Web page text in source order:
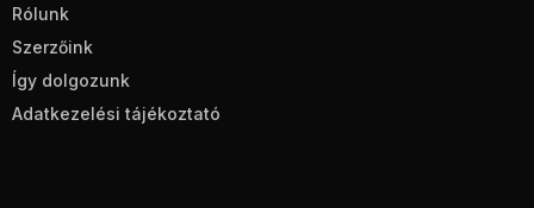
Rólunk
Szerzőink
Így dolgozunk
Adatkezelési tájékoztató